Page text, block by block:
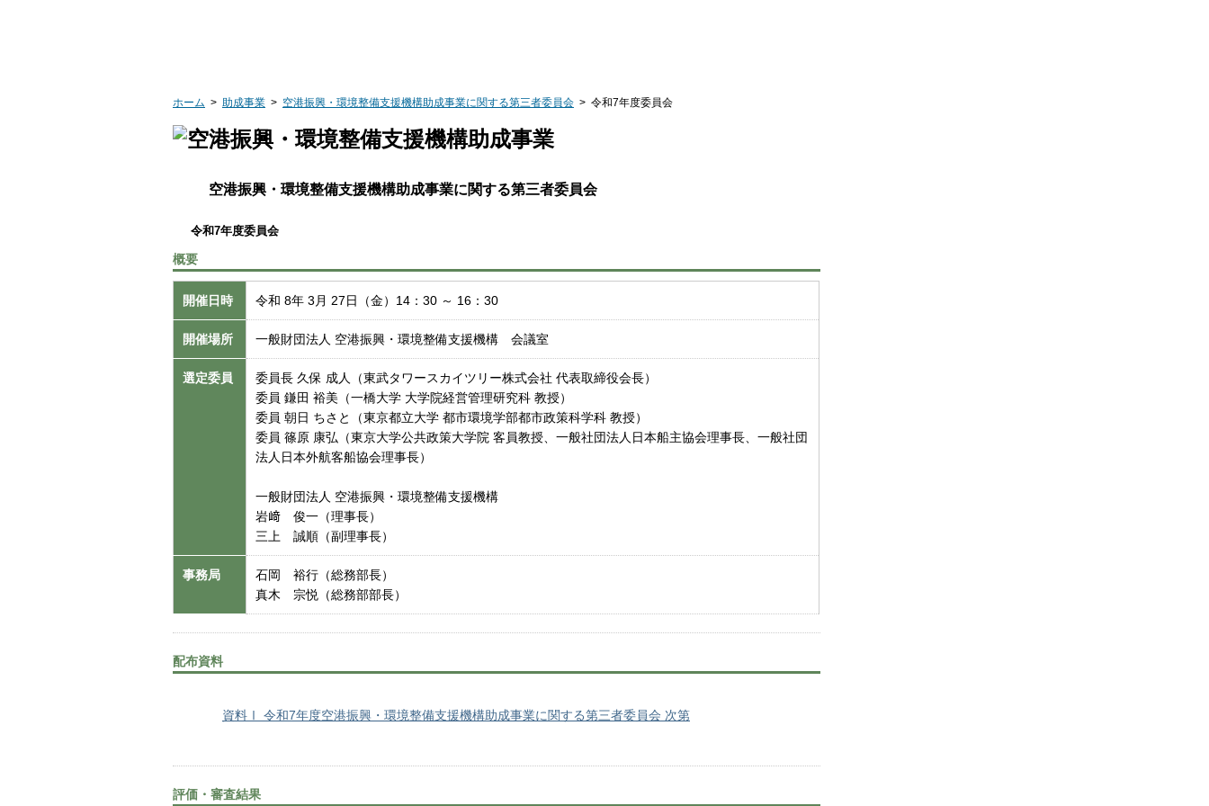
ホーム > 助成事業 > 空港振興・環境整備支援機構助成事業に関する第三者委員会 > 令和7年度委員会
空港振興・環境整備支援機構助成事業に関する第三者委員会
令和7年度委員会
概要
開催日時 令和 8年 3月 27日（金）14：30 ～ 16：30
開催場所 一般財団法人 空港振興・環境整備支援機構 会議室
選定委員
委員長 久保 成人（東武タワースカイツリー株式会社 代表取締役会長）
委員 鎌田 裕美（一橋大学 大学院経営管理研究科 教授）
委員 朝日 ちさと（東京都立大学 都市環境学部都市政策科学科 教授）
委員 篠原 康弘（東京大学公共政策大学院 客員教授、一般社団法人日本船主協会理事長、一般社団
法人日本外航客船協会理事長）
一般財団法人 空港振興・環境整備支援機構
岩﨑 俊一（理事長）
三上 誠順（副理事長）
事務局
石岡 裕行（総務部長）
真木 宗悦（総務部部長）
配布資料
資料Ⅰ 令和7年度空港振興・環境整備支援機構助成事業に関する第三者委員会 次第
評価・審査結果